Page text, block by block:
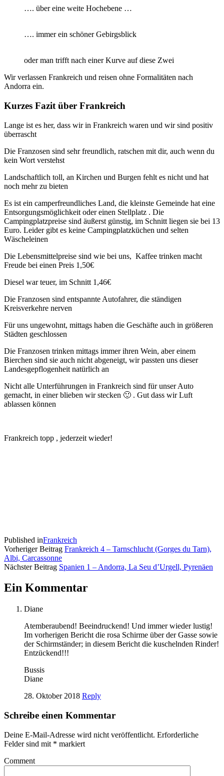
…. über eine weite Hochebene …
…. immer ein schöner Gebirgsblick
oder man trifft nach einer Kurve auf diese Zwei
Wir verlassen Frankreich und reisen ohne Formalitäten nach
Andorra ein.
Kurzes Fazit über Frankreich
Lange ist es her, dass wir in Frankreich waren und wir sind positiv
überrascht
Die Franzosen sind sehr freundlich, ratschen mit dir, auch wenn du
kein Wort verstehst
Landschaftlich toll, an Kirchen und Burgen fehlt es nicht und hat
noch mehr zu bieten
Es ist ein camperfreundliches Land, die kleinste Gemeinde hat eine
Entsorgungsmöglichkeit oder einen Stellplatz . Die
Campingplatzpreise sind äußerst günstig, im Schnitt liegen sie bei 13
Euro. Leider gibt es keine Campingplatzküchen und selten
Wäscheleinen
Die Lebensmittelpreise sind wie bei uns, Kaffee trinken macht
Freude bei einen Preis 1,50€
Diesel war teuer, im Schnitt 1,46€
Die Franzosen sind entspannte Autofahrer, die ständigen
Kreisverkehre nerven
Für uns ungewohnt, mittags haben die Geschäfte auch in größeren
Städten geschlossen
Die Franzosen trinken mittags immer ihren Wein, aber einem
Bierchen sind sie auch nicht abgeneigt, wir passten uns dieser
Landesgepflogenheit natürlich an
Nicht alle Unterführungen in Frankreich sind für unser Auto
gemacht, in einer blieben wir stecken 🙂 . Gut dass wir Luft
ablassen können
Frankreich topp , jederzeit wieder!
Published inFrankreich
Vorheriger Beitrag Frankreich 4 – Tarnschlucht (Gorges du Tarn),
Albi, Carcassonne
Nächster Beitrag Spanien 1 – Andorra, La Seu d’Urgell, Pyrenäen
Ein Kommentar
Diane
Atemberaubend! Beeindruckend! Und immer wieder lustig!
Im vorherigen Bericht die rosa Schirme über der Gasse sowie
der Schirmständer; in diesem Bericht die kuschelnden Rinder!
Entzückend!!!
Bussis
Diane
28. Oktober 2018 Reply
Schreibe einen Kommentar
Deine E-Mail-Adresse wird nicht veröffentlicht. Erforderliche
Felder sind mit * markiert
Comment